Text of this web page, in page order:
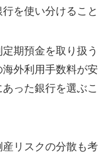
を使い分けること
期預金を取り扱
外利用手数料が安
った銀行を選ぶ
リスクの分散も考